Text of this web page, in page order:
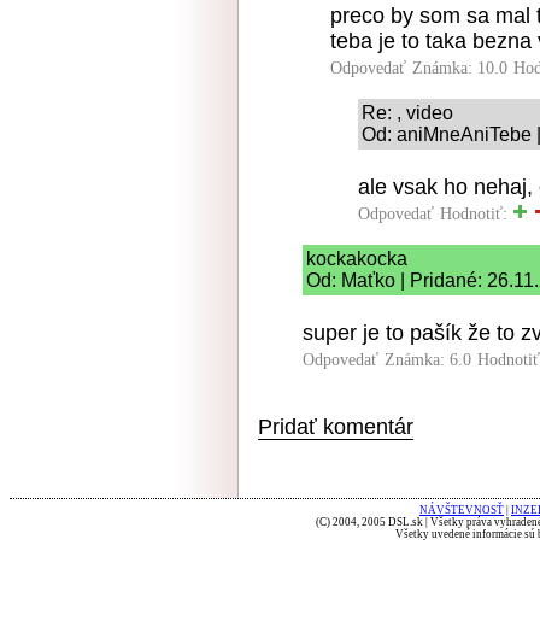
preco by som sa mal
teba je to taka bezna
Odpovedať Známka: 10.0
Re: , video
Od: aniMneAniTebe
ale vsak ho
Odpovedať Hodnotiť:
kockakocka
Od: Maťko | Pridané:
super je to pašík že to
Odpovedať Známka: 6.0
Pridať komentár
NÁVŠTEVNOSŤ
(C) 2004, 2005 DSL.sk | Všetky práva
Všetky uvedené informácie sú